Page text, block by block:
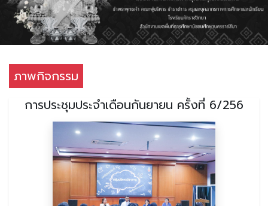
ภาพกิจกรรม
การประชุมประจำเดือนกันยายน ครั้งที่ 6/256